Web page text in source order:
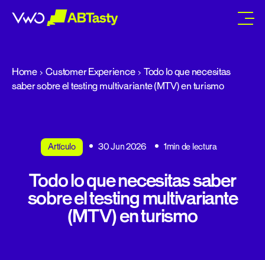
Home Customer Experience
Todo lo que necesitas
saber sobre el testing multivariante (MTV) en turismo
Artículo 30 Jun 2026 1min de lectura
Todo lo que necesitas saber
sobre el testing multivariante
(MTV) en turismo